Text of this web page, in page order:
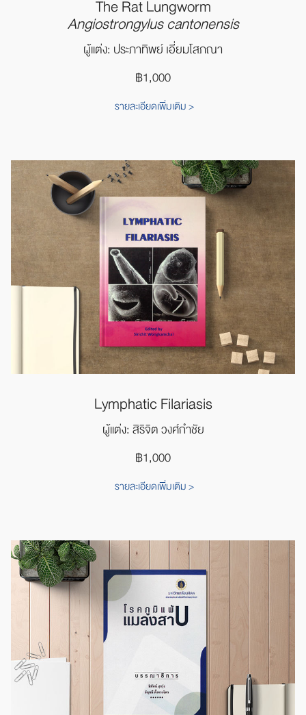
The Rat Lungworm
Angiostrongylus cantonensis
ผู้แต่ง: ประภาทิพย์ เอี่ยมโสภณา
฿1,000
รายละเอียดเพิ่มเติม >
Lymphatic Filariasis
ผู้แต่ง: สิริจิต วงศ์กำชัย
฿1,000
รายละเอียดเพิ่มเติม >